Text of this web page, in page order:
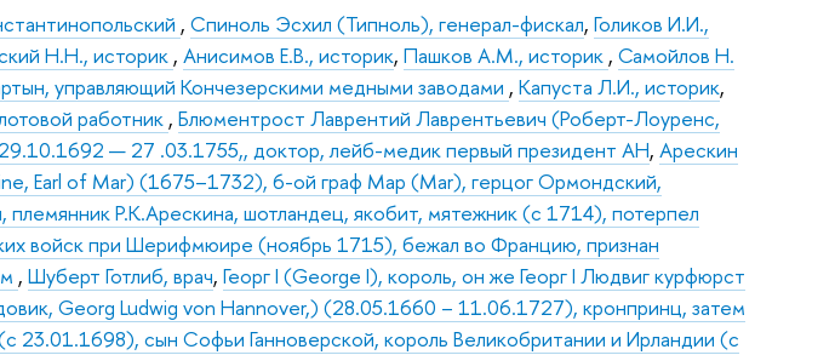
,Спиноль Эсхил (Типноль), генерал-фискал,Голиков И.И.,
Н.Н., историк ,Анисимов Е.В., историк,Пашков А.М., историк ,Самойлов Н.
управляющий Кончезерскими медными заводами ,Капуста Л.И., историк,
работник ,Блюментрост Лаврентий Лаврентьевич (Роберт-Лоуренс,
— 27 .03.1755,, доктор, лейб-медик первый президент АН,Арескин
Earl of Mar) (1675–1732), 6-ой граф Мар (Mar), герцог Ормондский,
Р.К.Арескина, шотландец, якобит, мятежник (с 1714), потерпел
войск при Шерифмюире (ноябрь 1715), бежал во Францию, признан
,Шуберт Готлиб, врач,Георг I (George I), король, он же Георг I Людвиг курфюрст
Georg Ludwig von Hannover,) (28.05.1660 – 11.06.1727), кронпринц, затем
23.01.1698), сын Софьи Ганноверской, король Великобритании и Ирландии (с